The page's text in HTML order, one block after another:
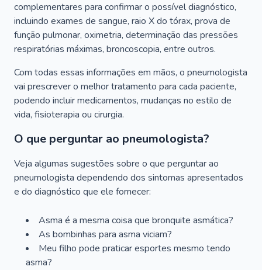
complementares para confirmar o possível diagnóstico,
incluindo exames de sangue, raio X do tórax, prova de
função pulmonar, oximetria, determinação das pressões
respiratórias máximas, broncoscopia, entre outros.
Com todas essas informações em mãos, o pneumologista
vai prescrever o melhor tratamento para cada paciente,
podendo incluir medicamentos, mudanças no estilo de
vida, fisioterapia ou cirurgia.
O que perguntar ao pneumologista?
Veja algumas sugestões sobre o que perguntar ao
pneumologista dependendo dos sintomas apresentados
e do diagnóstico que ele fornecer:
Asma é a mesma coisa que bronquite asmática?
As bombinhas para asma viciam?
Meu filho pode praticar esportes mesmo tendo
asma?